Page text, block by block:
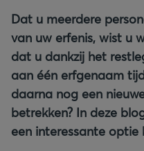
Dat u meerdere
van uw erfenis, wist u
dat u dankzij het
aan één erfgenaam
daarna nog een
betrekken? In deze
een interessante optie